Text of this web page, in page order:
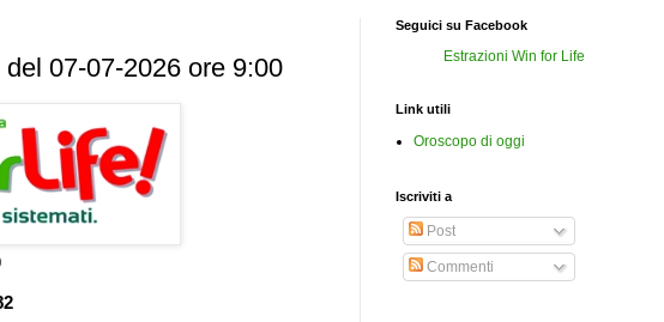
07-07-2026 ore 9:00
Seguici su Facebook
Estrazioni Win for Life
Link utili
Oroscopo di oggi
Iscriviti a
Post
Commenti